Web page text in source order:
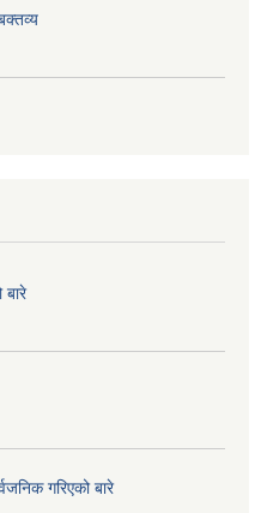
बारे
गरिएको बारे